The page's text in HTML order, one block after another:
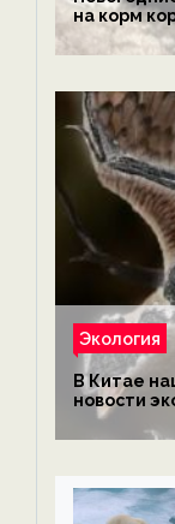
на корм
экологии
Экология
В Китае
новости